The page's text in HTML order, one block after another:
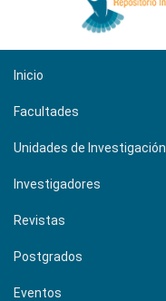
Inicio
Facultades
Unidades de Investigación
Investigadores
Revistas
Postgrados
Eventos